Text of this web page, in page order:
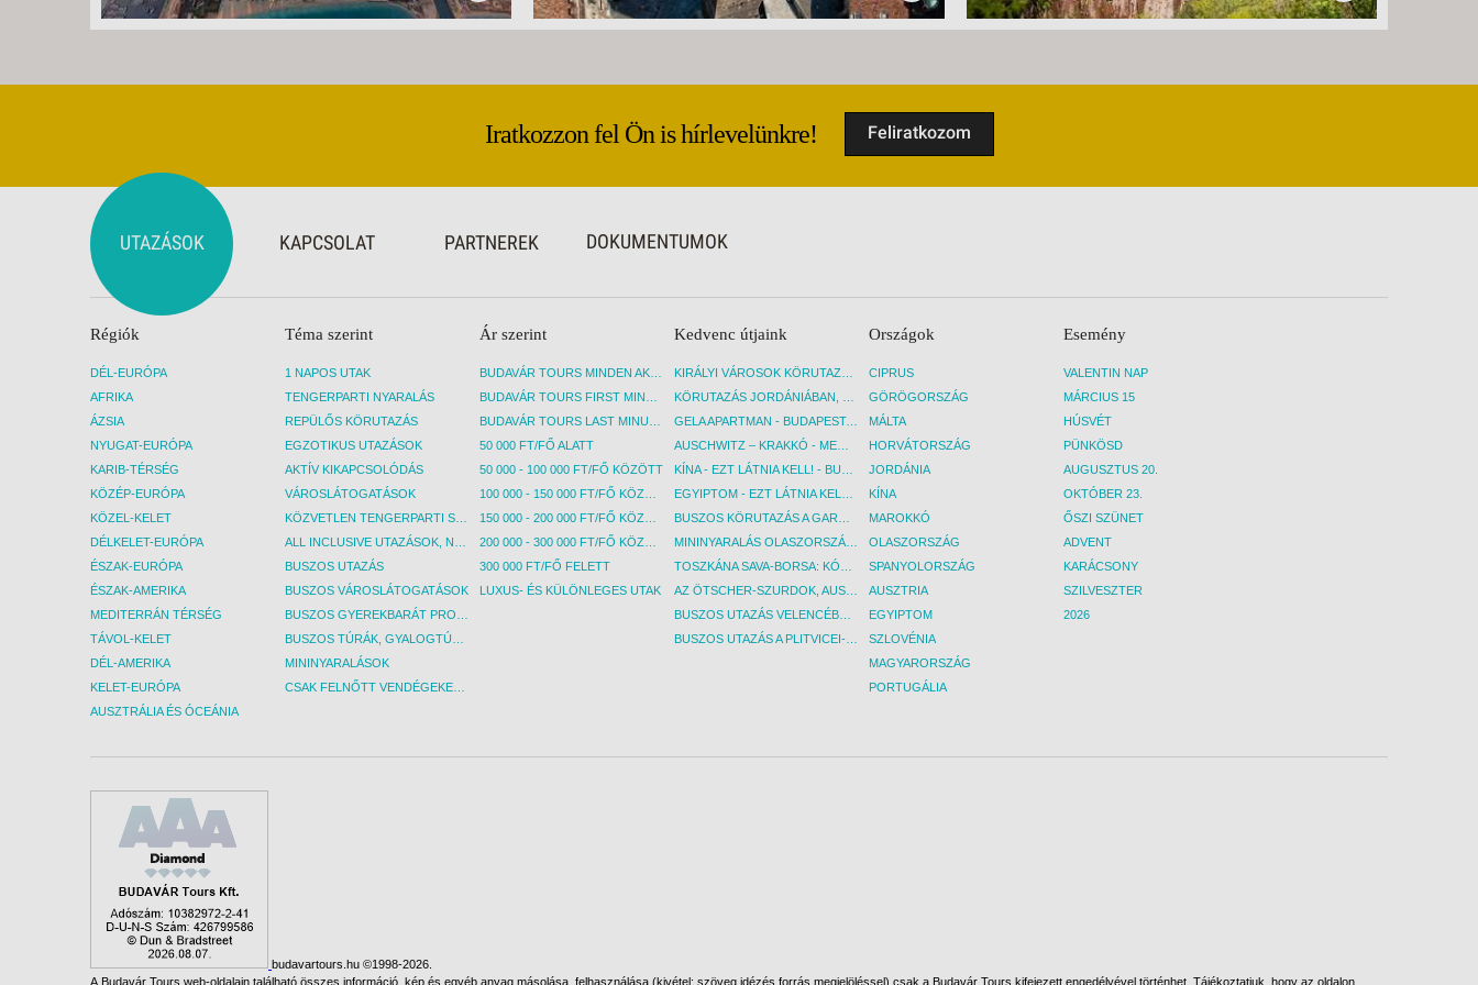
Iratkozzon fel Ön is hírlevelünkre! Feliratkozom
UTAZÁSOK KAPCSOLAT PARTNEREK DOKUMENTUMOK
Régiók
DÉL-EURÓPA
AFRIKA
ÁZSIA
NYUGAT-EURÓPA
KARIB-TÉRSÉG
KÖZÉP-EURÓPA
KÖZEL-KELET
DÉLKELET-EURÓPA
ÉSZAK-EURÓPA
ÉSZAK-AMERIKA
MEDITERRÁN TÉRSÉG
TÁVOL-KELET
DÉL-AMERIKA
KELET-EURÓPA
AUSZTRÁLIA ÉS ÓCEÁNIA
Téma szerint
1 NAPOS UTAK
TENGERPARTI NYARALÁS
REPÜLŐS KÖRUTAZÁS
EGZOTIKUS UTAZÁSOK
AKTÍV KIKAPCSOLÓDÁS
VÁROSLÁTOGATÁSOK
BUSZOS UTAZÁS
BUSZOS VÁROSLÁTOGATÁSOK
MININYARALÁSOK
Ár szerint
50 000 FT/FŐ ALATT
50 000 - 100 000 FT/FŐ KÖZÖTT
300 000 FT/FŐ FELETT
LUXUS- ÉS KÜLÖNLEGES UTAK
Kedvenc útjaink
GELA APARTMAN - BUDAPEST, REPÜLŐ
Országok
CIPRUS
GÖRÖGORSZÁG
MÁLTA
HORVÁTORSZÁG
JORDÁNIA
KÍNA
MAROKKÓ
OLASZORSZÁG
SPANYOLORSZÁG
AUSZTRIA
EGYIPTOM
SZLOVÉNIA
MAGYARORSZÁG
PORTUGÁLIA
Esemény
VALENTIN NAP
MÁRCIUS 15
HÚSVÉT
PÜNKÖSD
AUGUSZTUS 20.
OKTÓBER 23.
ŐSZI SZÜNET
ADVENT
KARÁCSONY
SZILVESZTER
2026
budavartours.hu ©1998-2026.
A Budavár Tours web-oldalain található összes információ, kép és egyéb anyag másolása, felhasználása (kivétel: szöveg idézés forrás megjelöléssel) csak a Budavár Tours kifejezett engedélyével történhet. Tájékoztatjuk, hogy az oldalon